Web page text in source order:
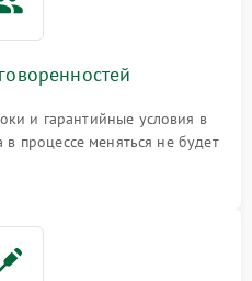
и гарантийные условия в
процессе меняться не будет